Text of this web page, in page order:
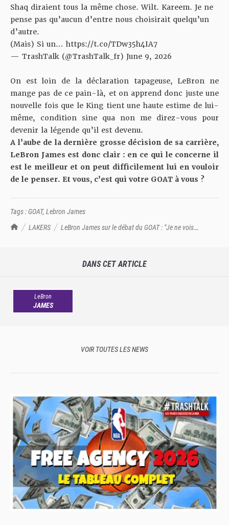
TrashTalk Actu NBA
LAKERS
LeBron James sur le débat du GOAT : "Je ne vois
Shaq diraient tous la même chose. Wilt. Kareem. Je ne
pense pas qu’aucun d’entre nous choisirait quelqu’un
d’autre.
(Mais) Si un… https://t.co/TDw35h4IA7
— TrashTalk (@TrashTalk_fr) June 9, 2026
On est loin de la déclaration tapageuse, LeBron ne
mange pas de ce pain-là, et on apprend donc juste une
nouvelle fois que le King tient une haute estime de lui-
même, condition sine qua non me direz-vous pour
devenir la légende qu’il est devenu.
A l’aube de la dernière grosse décision de sa carrière,
LeBron James est donc clair : en ce qui le concerne il
est le meilleur et on peut difficilement lui en vouloir
de le penser. Et vous, c’est qui votre GOAT à vous ?
Tags :GOAT, Lebron James
DANS CET ARTICLE
LeBron
JAMES
VOIR TOUTES LES NEWS